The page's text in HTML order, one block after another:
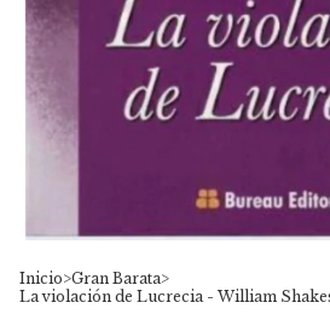
Inicio>Gran Barata>
La violación de Lucrecia - William